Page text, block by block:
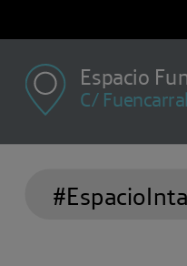
Espacio
C/